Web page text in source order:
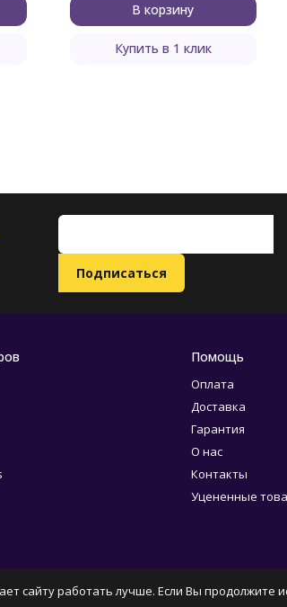
В корзину
Купить в 1 клик
Помощь
Оплата
Доставка
Гарантия
О нас
Контакты
Уцененные
сайту работать лучше. Если Вы продолжите